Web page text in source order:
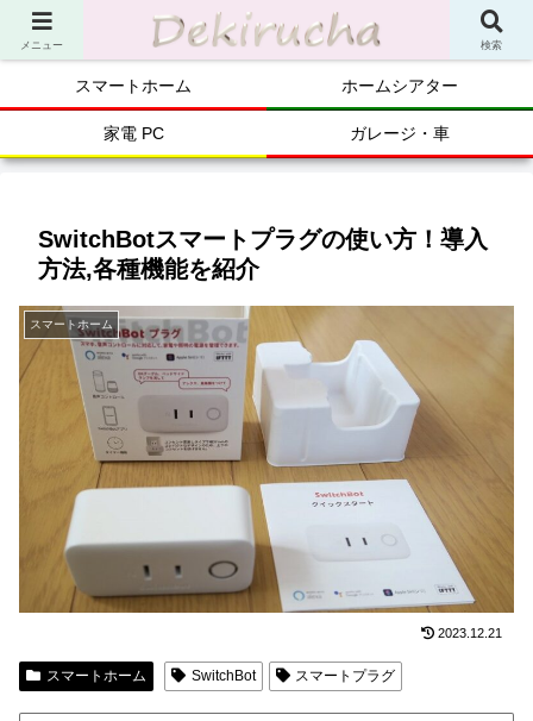
スマートホーム ホームシアター
家電 PC ガレージ・車
SwitchBotスマートプラグの使い方！導入
方法,各種機能を紹介
スマートホーム
2023.12.21
スマートホーム SwitchBot スマートプラグ
メニュー 検索